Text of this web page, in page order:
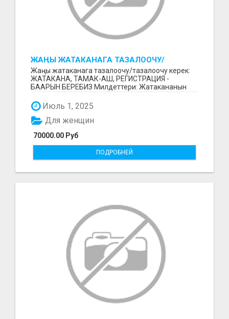
ЖАҢЫ ЖАТАКАНАГА ТАЗАЛООЧУ/
ТАЗАЛООЧУ КЕРЕК
Жаңы жатаканага тазалоочу/тазалоочу керек:
ЖАТАКАНА, ТАМАК-АШ, РЕГИСТРАЦИЯ -
БААРЫН БЕРЕБИЗ Милдеттери: Жатакананын
Июль 1, 2025
70000.00 Руб
Для женщин
ПОДРОБНЕЙ